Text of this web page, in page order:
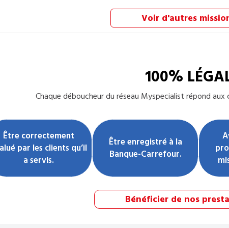
Voir d'autres
100%
Chaque déboucheurdu réseau Myspecialist répond
Être correctement
par les clients qu’il
a servis.
Être enregistré à la
Banque-Carrefour.
Bénéficier de nos